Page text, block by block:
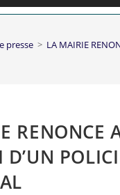
presse > LA MAIRIE
RENONCE
D’UN